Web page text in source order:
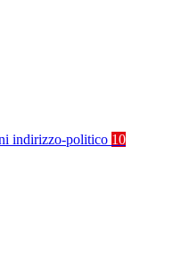
indirizzo-politico 10